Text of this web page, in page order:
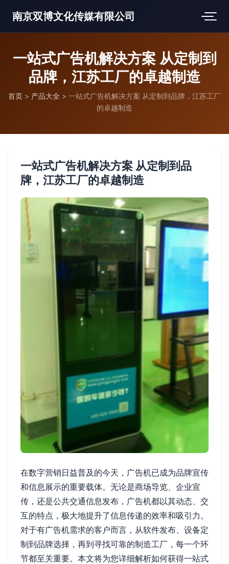
南京双博文化传媒有限公司
一站式广告机解决方案 从定制到
品牌，江苏工厂的卓越制造
首页 > 产品大全 > 一站式广告机解决方案 从定制到品牌，江苏工厂
的卓越制造
一站式广告机解决方案 从定制到品
牌，江苏工厂的卓越制造
在数字营销日益普及的今天，广告机已成为品牌宣传
和信息展示的重要载体。无论是商场导览、企业宣
传，还是公共交通信息发布，广告机都以其动态、交
互的特点，极大地提升了信息传递的效率和吸引力。
对于有广告机需求的客户而言，从软件发布、设备定
制到品牌选择，再到寻找可靠的制造工厂，每一个环
节都至关重要。本文将为您详细解析如何获得一站式